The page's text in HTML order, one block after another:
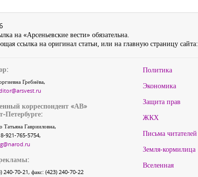
на «Арсеньевские вести» обязательна.
ссылка на оригинал статьи, или на главную страницу сайта:
Гребнёва,
корреспондент «АВ»
Петербурге:
Татьяна Гаврииловна,
921-765-5754,
240-70-21, факс: (423) 240-70-22
Политика
Экономика
Защита прав
ЖКХ
Письма читателей
Земля-кормилица
Вселенная